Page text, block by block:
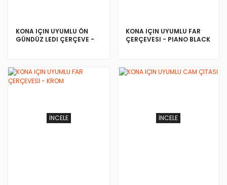
KONA IÇIN UYUMLU ÖN
GÜNDÜZ LEDI ÇERÇEVE -
KONA IÇIN UYUMLU FAR
ÇERÇEVESI - PIANO BLACK
İNCELE İNCELE